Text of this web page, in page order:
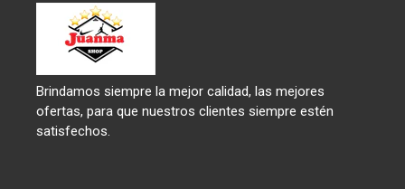
Brindamos siempre la mejor calidad, las mejores
ofertas, para que nuestros clientes siempre estén
satisfechos.